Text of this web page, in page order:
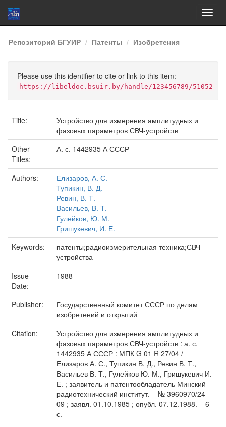
Skip
navigation
Репозиторий БГУИР Патенты Изобретения
Please use this identifier to cite or link to this item:
https://libeldoc.bsuir.by/handle/123456789/51052
Title:
Устройство для измерения амплитудных и
фазовых параметров СВЧ-устройств
Other
Titles:
А. с. 1442935 А СССР
Authors:
Елизаров, А. С.
Тупикин, В. Д.
Ревин, В. Т.
Васильев, В. Т.
Гулейков, Ю. М.
Гришукевич, И. Е.
Keywords:
патенты;радиоизмерительная техника;СВЧ-
устройства
Issue
Date:
1988
Publisher:
Государственный комитет СССР по делам
изобретений и открытий
Citation:
Устройство для измерения амплитудных и
фазовых параметров СВЧ-устройств : а. с.
1442935 А СССР : МПК G 01 R 27/04 /
Елизаров А. С., Тупикин В. Д., Ревин В. Т.,
Васильев В. Т., Гулейков Ю. М., Гришукевич И.
Е. ; заявитель и патентообладатель Минский
радиотехнический институт. – № 3960970/24-
09 ; заявл. 01.10.1985 ; опубл. 07.12.1988. – 6
с.